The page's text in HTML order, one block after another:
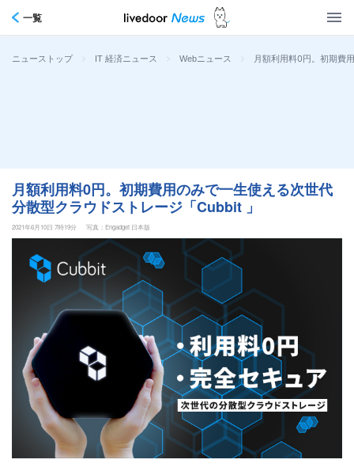
一覧
ニューストップ > IT 経済ニュース > Webニュース > 月額利用料0円。初期費
月額利用料0円。初期費用のみで一生使える次世代
分散型クラウドストレージ「Cubbit 」
2021年6月10日 7時19分 写真：Engadget 日本版